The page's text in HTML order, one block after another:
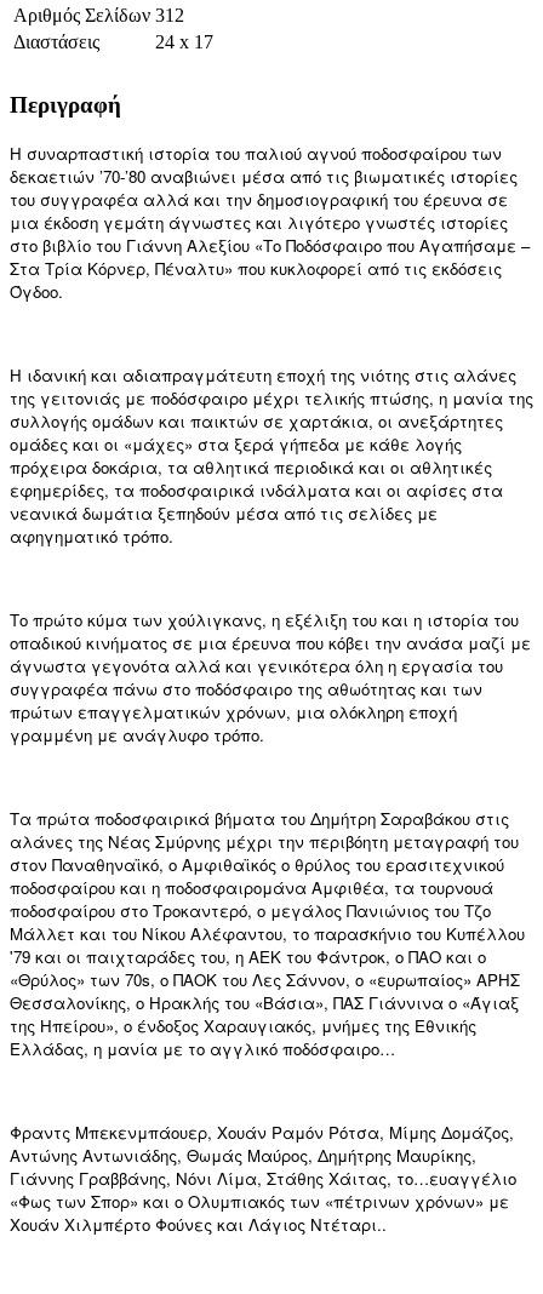
Αριθμός Σελίδων 312
Διαστάσεις
24 x 17
Περιγραφή
Η συναρπαστική ιστορία του παλιού αγνού ποδοσφαίρου των
δεκαετιών ’70-’80 αναβιώνει μέσα από τις βιωματικές ιστορίες
του συγγραφέα αλλά και την δημοσιογραφική του έρευνα σε
μια έκδοση γεμάτη άγνωστες και λιγότερο γνωστές ιστορίες
στο βιβλίο του Γιάννη Αλεξίου «Το Ποδόσφαιρο που Αγαπήσαμε –
Στα Τρία Κόρνερ, Πέναλτυ» που κυκλοφορεί από τις εκδόσεις
Όγδοο.
Η ιδανική και αδιαπραγμάτευτη εποχή της νιότης στις αλάνες
της γειτονιάς με ποδόσφαιρο μέχρι τελικής πτώσης, η μανία της
συλλογής ομάδων και παικτών σε χαρτάκια, οι ανεξάρτητες
ομάδες και οι «μάχες» στα ξερά γήπεδα με κάθε λογής
πρόχειρα δοκάρια, τα αθλητικά περιοδικά και οι αθλητικές
εφημερίδες, τα ποδοσφαιρικά ινδάλματα και οι αφίσες στα
νεανικά δωμάτια ξεπηδούν μέσα από τις σελίδες με
αφηγηματικό τρόπο.
Το πρώτο κύμα των χούλιγκανς, η εξέλιξη του και η ιστορία του
οπαδικού κινήματος σε μια έρευνα που κόβει την ανάσα μαζί με
άγνωστα γεγονότα αλλά και γενικότερα όλη η εργασία του
συγγραφέα πάνω στο ποδόσφαιρο της αθωότητας και των
πρώτων επαγγελματικών χρόνων, μια ολόκληρη εποχή
γραμμένη με ανάγλυφο τρόπο.
Τα πρώτα ποδοσφαιρικά βήματα του Δημήτρη Σαραβάκου στις
αλάνες της Νέας Σμύρνης μέχρι την περιβόητη μεταγραφή του
στον Παναθηναϊκό, ο Αμφιθαϊκός ο θρύλος του ερασιτεχνικού
ποδοσφαίρου και η ποδοσφαιρομάνα Αμφιθέα, τα τουρνουά
ποδοσφαίρου στο Τροκαντερό, ο μεγάλος Πανιώνιος του Τζο
Μάλλετ και του Νίκου Αλέφαντου, το παρασκήνιο του Κυπέλλου
'79 και οι παιχταράδες του, η ΑΕΚ του Φάντροκ, ο ΠΑΟ και ο
«Θρύλος» των 70s, ο ΠΑΟΚ του Λες Σάννον, o «ευρωπαίος» ΑΡΗΣ
Θεσσαλονίκης, ο Ηρακλής του «Βάσια», ΠΑΣ Γιάννινα ο «Άγιαξ
της Ηπείρου», ο ένδοξος Χαραυγιακός, μνήμες της Εθνικής
Ελλάδας, η μανία με το αγγλικό ποδόσφαιρο…
Φραντς Μπεκενμπάουερ, Χουάν Ραμόν Ρότσα, Μίμης Δομάζος,
Αντώνης Αντωνιάδης, Θωμάς Μαύρος, Δημήτρης Μαυρίκης,
Γιάννης Γραββάνης, Νόνι Λίμα, Στάθης Χάιτας, το…ευαγγέλιο
«Φως των Σπορ» και ο Ολυμπιακός των «πέτρινων χρόνων» με
Χουάν Χιλμπέρτο Φούνες και Λάγιος Ντέταρι..